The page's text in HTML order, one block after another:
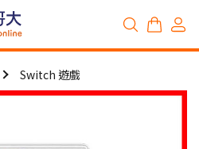
Switch 遊戲